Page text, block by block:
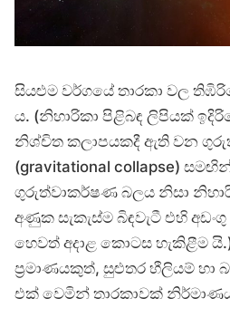
සියළුම වර්ගයේ තාරකා වල
ය. (නිහාරිකා පිළිබඳ ලිපියක්
නිශ්චිත කලාපයකදී ඇති වන
(gravitational collapse)
ගුරුත්වාකර්ෂණ බලය නිසා
අණුක සැකැස්ම බිඳවැටී එහි
හෙවත් අදාළ කොටස හැකිළීම
ප්‍රමාණයකුත්, සුළුතර හීලියම් හා
එක් වෙමින් තාරකාවක්